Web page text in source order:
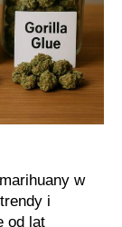
w
i
od lat